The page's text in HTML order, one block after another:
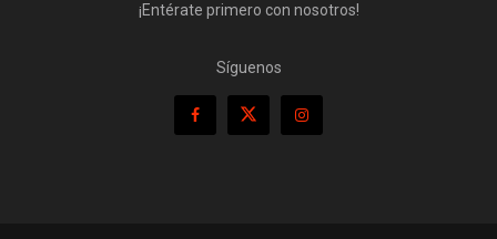
¡Entérate primero con nosotros!
Síguenos